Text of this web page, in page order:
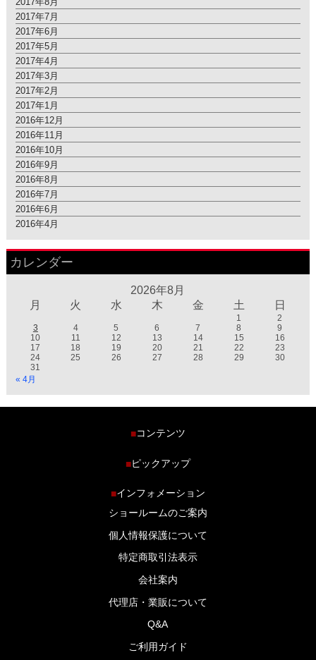
2017年7月
2017年6月
2017年5月
2017年4月
2017年3月
2017年2月
2017年1月
2016年12月
2016年11月
2016年10月
2016年9月
2016年8月
2016年7月
2016年6月
2016年4月
カレンダー
2026年8月
月
火 水 木 金 土 日
1
2
3
4 5 6 7 8
9
10
11 12 13 14 15
16
17
18 19 20 21 22
23
24
25 26 27 28 29
30
31
« 4月
■コンテンツ
商品ラインナップ
ブログ
■ピックアップ
■インフォメーション
ショールームのご案内
個人情報保護について
特定商取引法表示
会社案内
代理店・業販について
Q&A
ご利用ガイド